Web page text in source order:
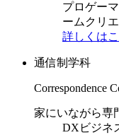
プロゲー
ームクリ
詳しくは
通信制学科
Correspondence
家にいながら専
DXビジネ